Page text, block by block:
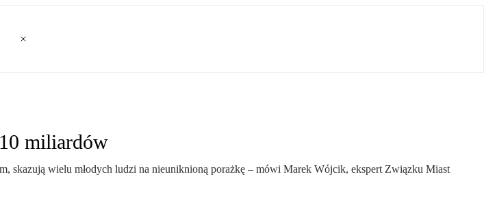
miliardów
skazują wielu młodych ludzi na nieuniknioną porażkę – mówi Marek Wójcik, ekspert Związku Miast